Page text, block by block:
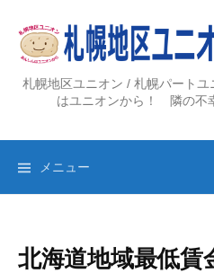
ス
札幌地区ユニオン / 札幌パート
はユニオンから！ 隣の不
メニュー
北海道地域最低